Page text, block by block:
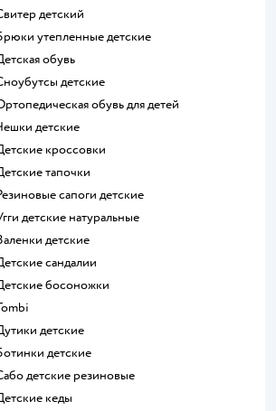
Свитер детский
Брюки утепленные детские
Детская обувь
Сноубутсы детские
Ортопедическая обувь для детей
Чешки детские
Детские кроссовки
Детские тапочки
Резиновые сапоги детские
Угги детские натуральные
Валенки детские
Детские сандалии
Детские босоножки
Tombi
Дутики детские
Ботинки детские
Сабо детские резиновые
Детские кеды